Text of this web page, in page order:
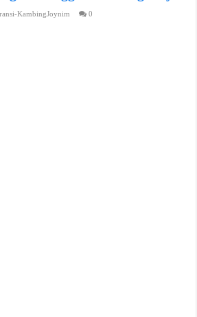
KambingJoynim 0